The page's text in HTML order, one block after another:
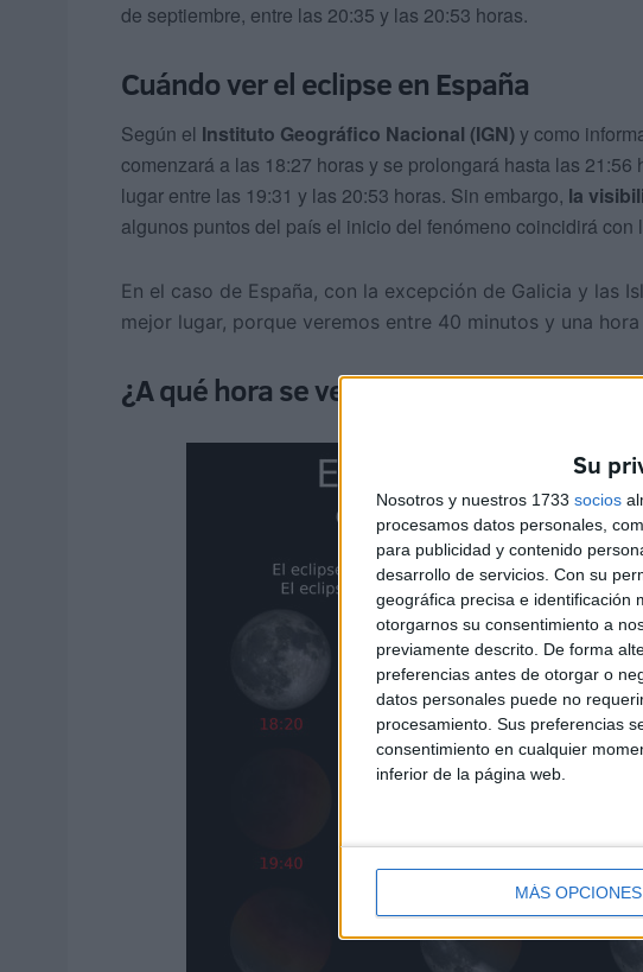
Su
Nosotros y nuestros 1733 socios
procesamos datos personales,
para publicidad y contenido
desarrollo de servicios. Con su
geográfica precisa e identificación
otorgarnos su consentimiento a
previamente descrito. De forma
preferencias antes de otorgar o
datos personales puede no
procesamiento. Sus preferencias
consentimiento en cualquier
inferior de la página web.
MÁS OPCIONES
de septiembre, entre las 20:35 y las 20:53 horas.
Cuándo ver el eclipse en España
Según el Instituto Geográfico Nacional (IGN)y como
comenzará a las 18:27 horas y se prolongará hasta las 21:56
lugar entre las 19:31 y las 20:53 horas. Sin embargo, la
algunos puntos del país el inicio del fenómeno coincidirá con
En el caso de España, con la excepción de Galicia y las
mejor lugar, porque veremos entre 40 minutos y una
¿A qué hora se verá en Ceuta?